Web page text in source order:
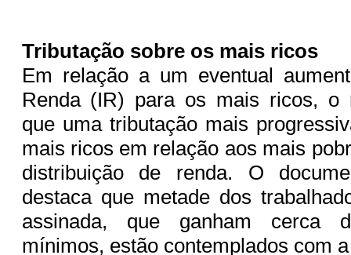
Tributação sobre os mais ricos
Em relação a um eventual
Renda (IR) para os mais ricos, o
que uma tributação mais
mais ricos em relação aos mais
distribuição de renda. O
destaca que metade dos
assinada, que ganham cerca
mínimos, estão contemplados com